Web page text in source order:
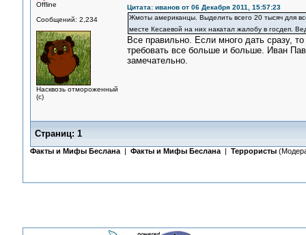
Offline
Сообщений: 2,234
Насквозь отмороженный
(с)
Цитата: иванов от 06 Декабря 2011, 15:57:23
Жмоты американцы. Выделить всего 20 тысяч для
месте Кесаевой на них накатал жалобу в госдеп.
Все правильно. Если много дать сразу,
требовать все больше и больше. Иван
замечательно.
Страниц: 1
Факты и Мифы Беслана| Факты и Мифы Беслана| Террористы